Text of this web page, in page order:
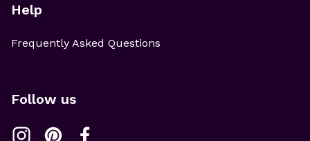
Help
Frequently Asked Questions
Follow us